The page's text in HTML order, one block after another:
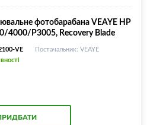
фотобарабана VEAYE HP
4000/P3005, Recovery Blade
VE
Постачальник: VEAYE